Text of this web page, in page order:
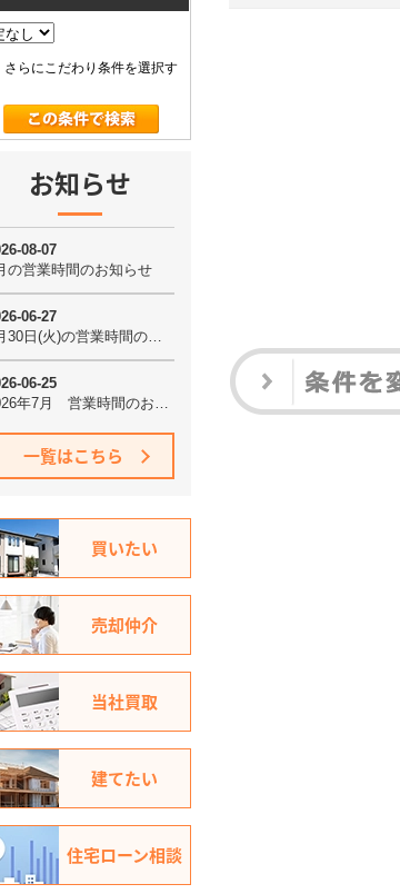
さらにこだわり条件を選択す
お知らせ
一覧はこちら
買いたい
売却仲介
当社買取
建てたい
住宅ローン相談